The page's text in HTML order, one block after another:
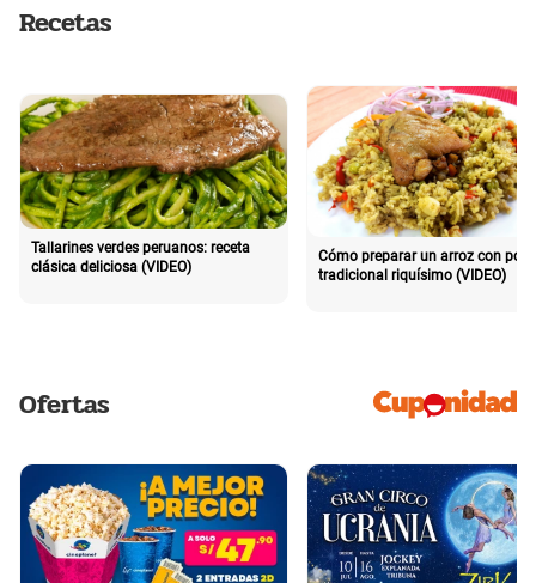
Recetas
Tallarines verdes peruanos: receta
clásica deliciosa (VIDEO)
Cómo preparar un arroz con pollo
tradicional riquísimo (VIDEO)
Ofertas